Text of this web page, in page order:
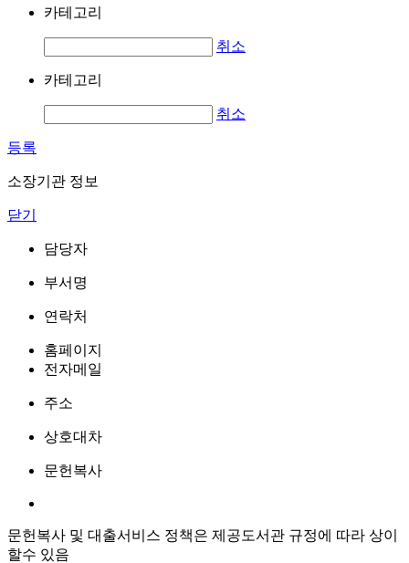
카테고리
취소
카테고리
취소
등록
소장기관 정보
닫기
담당자
부서명
연락처
홈페이지
전자메일
주소
상호대차
문헌복사
문헌복사 및 대출서비스 정책은 제공도서관 규정에 따라 상이
할수 있음